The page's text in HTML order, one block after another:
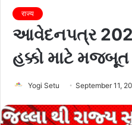
राज्य
આવેદનપત્ર
હક્કો માટે
Yogi Setu September 11,